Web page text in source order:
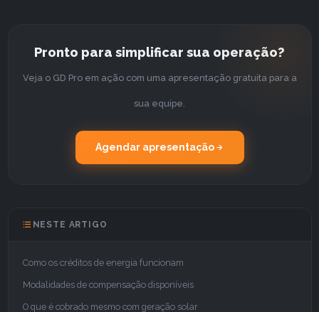
Pronto para simplificar sua operação?
Veja o GD Pro em ação com uma apresentação gratuita para a
sua equipe.
Agendar apresentação
NESTE ARTIGO
Como os créditos de energia funcionam
Modalidades de compensação disponíveis
O que é cobrado mesmo com geração solar